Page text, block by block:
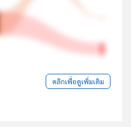
คลิกเพื่อดูเพิ่มเติม